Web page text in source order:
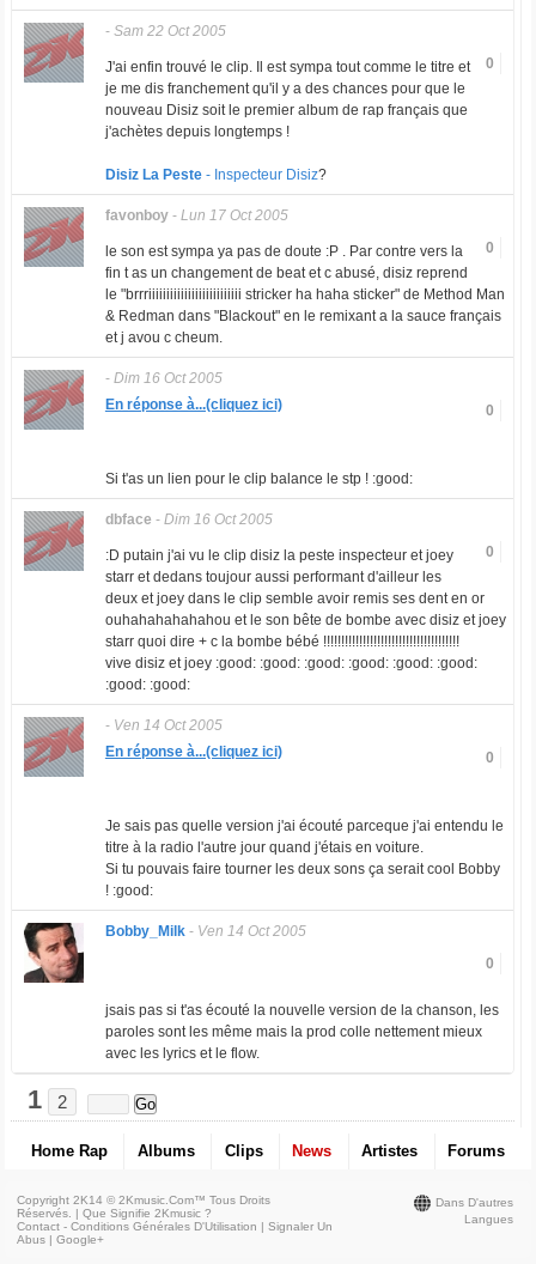
- Sam 22 Oct 2005
0
J'ai enfin trouvé le clip. Il est sympa tout comme le titre et
je me dis franchement qu'il y a des chances pour que le
nouveau Disiz soit le premier album de rap français que
j'achètes depuis longtemps !
Disiz La Peste - Inspecteur Disiz?
favonboy- Lun 17 Oct 2005
0
le son est sympa ya pas de doute :P . Par contre vers la
fin t as un changement de beat et c abusé, disiz reprend
le "brrriiiiiiiiiiiiiiiiiiiiiiiiii stricker ha haha sticker" de Method Man
& Redman dans "Blackout" en le remixant a la sauce français
et j avou c cheum.
- Dim 16 Oct 2005
0
En réponse à...(cliquez ici)
Si t'as un lien pour le clip balance le stp ! :good:
dbface - Dim 16 Oct 2005
0
:D putain j'ai vu le clip disiz la peste inspecteur et joey
starr et dedans toujour aussi performant d'ailleur les
deux et joey dans le clip semble avoir remis ses dent en or
ouhahahahahahou et le son bête de bombe avec disiz et joey
starr quoi dire + c la bombe bébé !!!!!!!!!!!!!!!!!!!!!!!!!!!!!!!!!!!!!!
vive disiz et joey :good: :good: :good: :good: :good: :good:
:good: :good:
- Ven 14 Oct 2005
0
En réponse à...(cliquez ici)
Je sais pas quelle version j'ai écouté parceque j'ai entendu le
titre à la radio l'autre jour quand j'étais en voiture.
Si tu pouvais faire tourner les deux sons ça serait cool Bobby
! :good:
Bobby_Milk- Ven 14 Oct 2005
0
jsais pas si t'as écouté la nouvelle version de la chanson, les
paroles sont les même mais la prod colle nettement mieux
avec les lyrics et le flow.
1 2
Home Rap Albums Clips News Artistes Forums
Dans D'autres
Langues
Copyright 2K14 © 2Kmusic.com™Tous Droits
Réservés . |Que Signifie 2Kmusic ?
Contact - Conditions Générales D'Utilisation |Signaler Un
Abus |Google+